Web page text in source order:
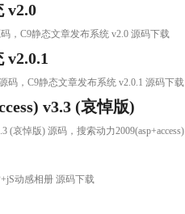
v2.0
，C9静态文章发布系统 v2.0 源码下载
v2.0.1
码，C9静态文章发布系统 v2.0.1 源码下载
v3.3 (哀悼版)
(哀悼版) 源码，搜索动力
动感相册 源码下载